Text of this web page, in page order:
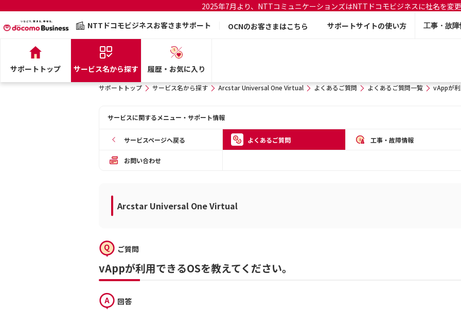
2025年7月より、NTTコミュニケーションズはNTTドコモビジネスに社名を変
NTTドコモビジネスお客さまサポート
OCNのお客さまはこちら サポートサイトの使い方 工事・故
サポートトップ サービス名から探す 履歴・お気に入り
サポートトップ サービス名から探す Arcstar Universal One Virtual よくあるご質問 よくあるご質問一覧 vAppが
サービスに関するメニュー・サポート情報
サービスページへ戻る よくあるご質問 工事・故障情報
お問い合わせ
Arcstar Universal One Virtual
ご質問
vAppが利用できるOSを教えてください。
回答